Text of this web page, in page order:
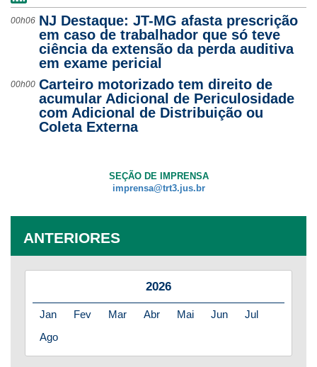
00h06 NJ Destaque: JT-MG afasta prescrição
em caso de trabalhador que só teve
ciência da extensão da perda auditiva
em exame pericial
00h00 Carteiro motorizado tem direito de
acumular Adicional de Periculosidade
com Adicional de Distribuição ou
Coleta Externa
SEÇÃO DE IMPRENSA
imprensa@trt3.jus.br
ANTERIORES
2026
Jan Fev Mar Abr Mai Jun
Jul
Ago